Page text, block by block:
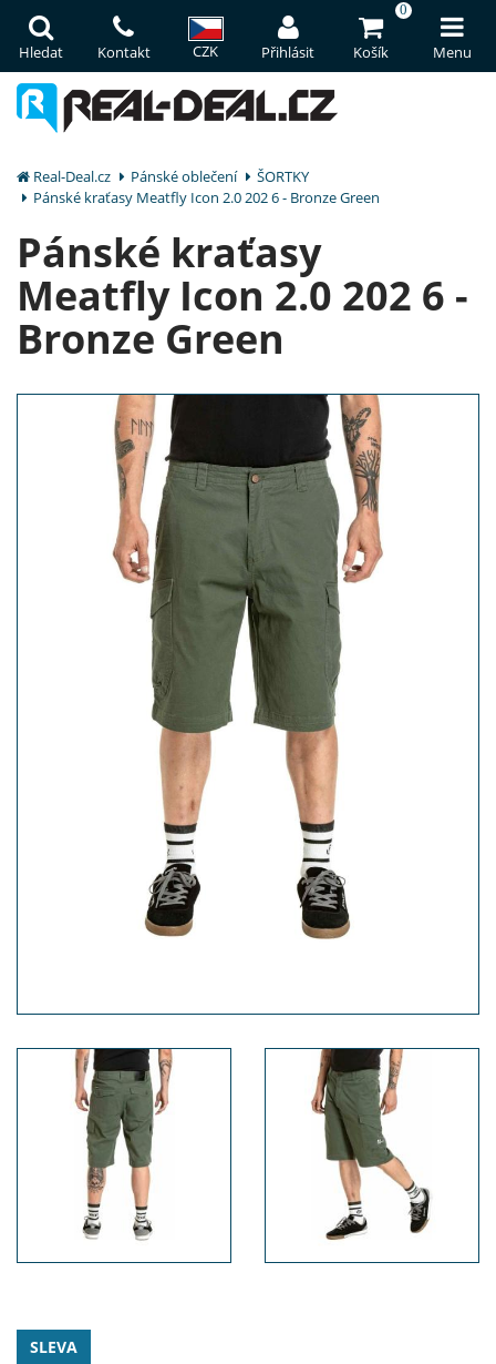
Hledat Kontakt CZK Přihlásit
0
Košík Menu
Real-Deal.cz Pánské oblečení
ŠORTKY
Pánské kraťasy Meatfly Icon 2.0 202 6 - Bronze Green
Pánské kraťasy
Meatfly Icon 2.0 202 6 -
Bronze Green
SLEVA